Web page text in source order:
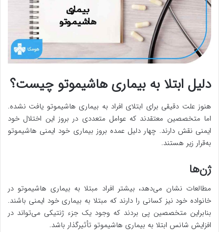
دلیل ابتلا به بیماری هاشیموتو چیست؟
هنوز علت دقیقی برای ابتلای افراد به بیماری هاشیموتو یافت نشده.
اما متخصصین معتقدند که عوامل متعددی در بروز این اختلال خود
ایمنی نقش دارند. چهار دلیل عمده بروز بیماری خود ایمنی هاشیموتو
به‌قرار زیر هستند.
ژن‌ها
مطالعات نشان می‌دهد، بیشتر افراد مبتلا به بیماری هاشیموتو در
خانواده خود نیز کسانی را دارند که مبتلا به بیماری خود ایمنی باشند.
بنابراین متخصصین پی بردند که وجود یک جزء ژنتیکی می‌تواند در
افزایش شانس ابتلا به بیماری هاشیموتو تأثیرگذار باشد.